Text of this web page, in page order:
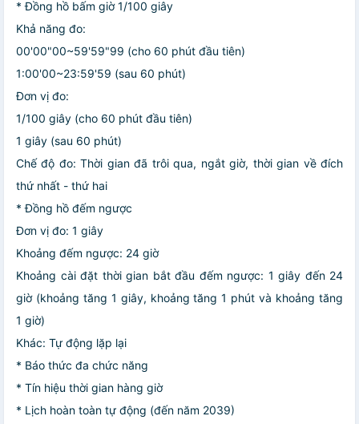
* Đồng hồ bấm giờ 1/100 giây
Khả năng đo:
00'00"00~59'59"99 (cho 60 phút đầu tiên)
1:00'00~23:59'59 (sau 60 phút)
Đơn vị đo:
1/100 giây (cho 60 phút đầu tiên)
1 giây (sau 60 phút)
Chế độ đo: Thời gian đã trôi qua, ngắt giờ, thời gian về đích
thứ nhất - thứ hai
* Đồng hồ đếm ngược
Đơn vị đo: 1 giây
Khoảng đếm ngược: 24 giờ
Khoảng cài đặt thời gian bắt đầu đếm ngược: 1 giây đến 24
giờ (khoảng tăng 1 giây, khoảng tăng 1 phút và khoảng tăng
1 giờ)
Khác: Tự động lặp lại
* Báo thức đa chức năng
* Tín hiệu thời gian hàng giờ
* Lịch hoàn toàn tự động (đến năm 2039)